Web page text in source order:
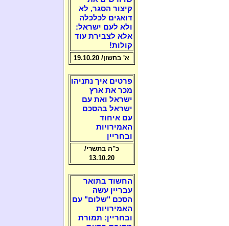
קיצור הסגר, לא
דואגים לכלכלה
ולא לעם ישראל:
אלא לצבירת עוד
קולות!
א' בחשון/ 19.10.20
פרטים איך נתניהו
מכר את ארץ
ישראל ואת עם
ישראל בהסכם
עם איחוד
האמירויות
ובחריין
כ"ה בתשרי/
13.10.20
החשוד בתואר
עבריין עשה
הסכם "שלום" עם
האמירויות
ובחריין: תמורת